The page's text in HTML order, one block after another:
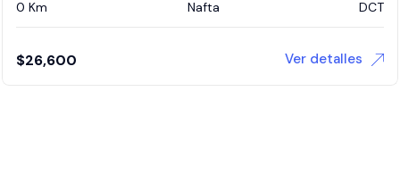
0 Km Nafta DCT
$26,600 Ver detalles